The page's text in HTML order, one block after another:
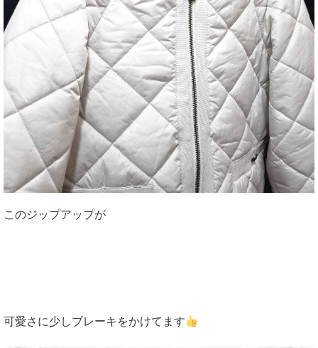
このジップアップが
可愛さに少しブレーキをかけてます